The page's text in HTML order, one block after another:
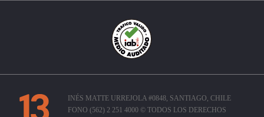
INÉS MATTE URREJOLA #0848, SANTIAGO, CHILE
FONO (562) 2 251 4000 © TODOS LOS DERECHOS